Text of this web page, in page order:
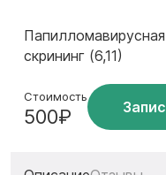
скрининг (6,11)
Стоимость
500₽